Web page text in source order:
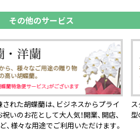
その他のサービス
れた胡蝶蘭は、ビジネスからプライ
いのお花として大人気！開業、開店、
、様々な用途でご利用いただけます。
型